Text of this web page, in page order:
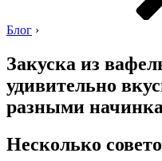
Блог ›
Закуска из
удивительно
разными
Несколько